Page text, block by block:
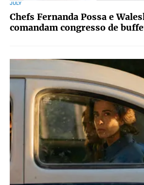
JULY
Chefs Fernanda Possa e
comandam congresso de